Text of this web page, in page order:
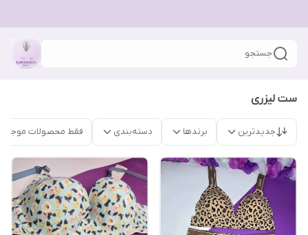
جستجو
ست لیزری
جدیدترین برندها دسته‌بندی فقط محصولات موجود